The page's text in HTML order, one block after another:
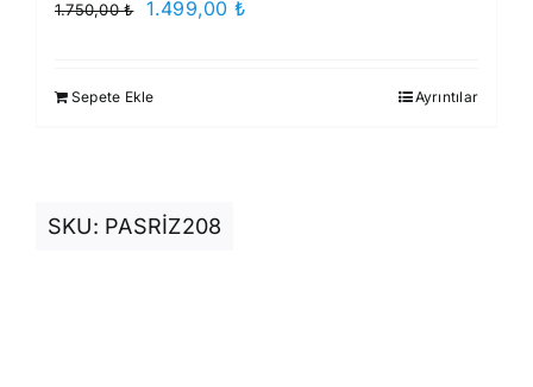
1.750,00₺
Orijinal
1.499,00 ₺
Sepete Ekle Ayrıntılar
SKU: PASRİZ208